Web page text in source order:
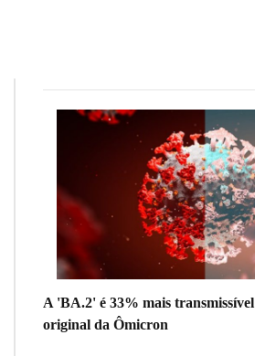
A 'BA.2' é 33% mais
original da Ômicron